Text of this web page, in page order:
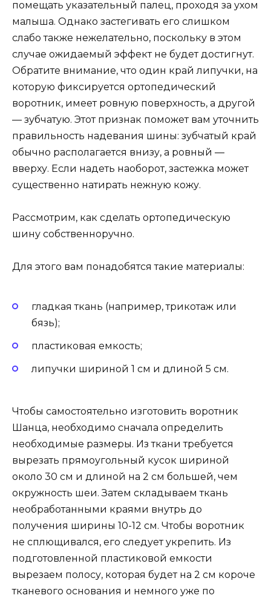
помещать указательный палец, проходя за ухом
малыша. Однако застегивать его слишком
слабо также нежелательно, поскольку в этом
случае ожидаемый эффект не будет достигнут.
Обратите внимание, что один край липучки, на
которую фиксируется ортопедический
воротник, имеет ровную поверхность, а другой
— зубчатую. Этот признак поможет вам уточнить
правильность надевания шины: зубчатый край
обычно располагается внизу, а ровный —
вверху. Если надеть наоборот, застежка может
существенно натирать нежную кожу.
Рассмотрим, как сделать ортопедическую
шину собственноручно.
Для этого вам понадобятся такие материалы:
гладкая ткань (например, трикотаж или
бязь);
пластиковая емкость;
липучки шириной 1 см и длиной 5 см.
Чтобы самостоятельно изготовить воротник
Шанца, необходимо сначала определить
необходимые размеры. Из ткани требуется
вырезать прямоугольный кусок шириной
около 30 см и длиной на 2 см большей, чем
окружность шеи. Затем складываем ткань
необработанными краями внутрь до
получения ширины 10-12 см. Чтобы воротник
не сплющивался, его следует укрепить. Из
подготовленной пластиковой емкости
вырезаем полосу, которая будет на 2 см короче
тканевого основания и немного уже по